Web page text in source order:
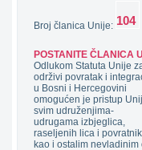
Broj članica Unije:
POSTANITE ČLANICA
Odlukom Statuta Unije
održivi povratak i
u Bosni i Hercegovini
omogućen je pristup
svim udruženjima-
udrugama izbjeglica,
raseljenih lica i
kao i ostalim